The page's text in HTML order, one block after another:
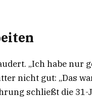
„Ich habe nur
nicht gut: „Das
schließt die 31-